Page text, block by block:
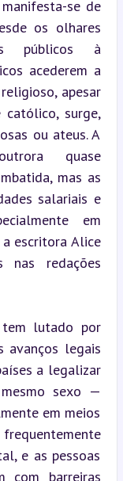
se de
os olhares
públicos à
acederem a
apesar
surge,
ou ateus. A
quase
mas as
salariais e
em
escritora Alice
nas redações
tem lutado por
avanços legais
a legalizar
sexo —
em meios
e as pessoas
com barreiras